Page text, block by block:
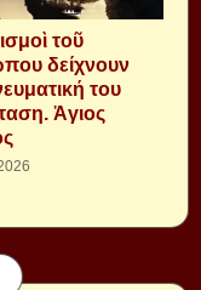
τοῦ
δείχνουν
του
Ἁγιος